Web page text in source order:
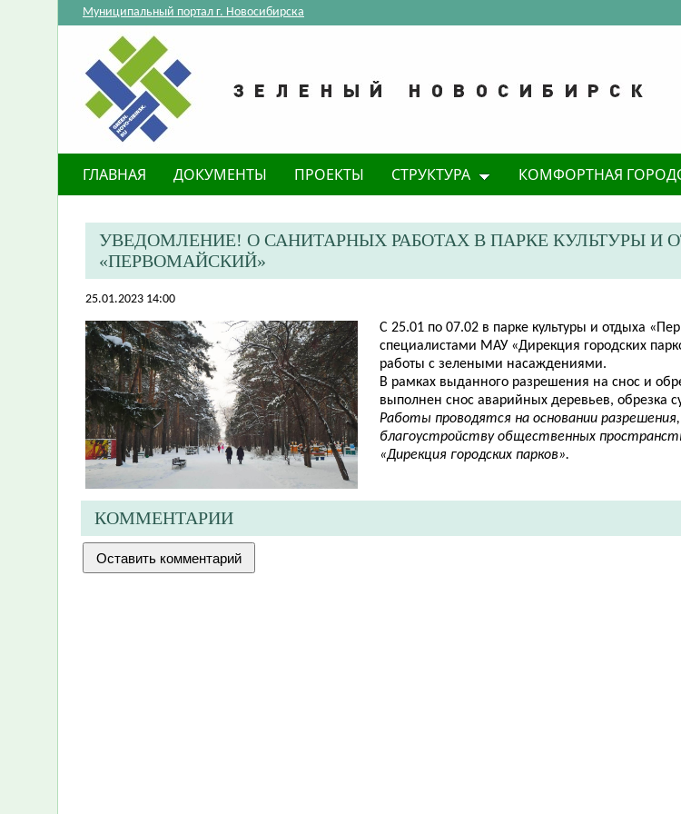
Муниципальный портал г. Новосибирска
ГЛАВНАЯ ДОКУМЕНТЫ ПРОЕКТЫ СТРУКТУРА КОМФОРТНАЯ
​УВЕДОМЛЕНИЕ! О САНИТАРНЫХ РАБОТАХ В ПАРКЕ КУЛЬТУРЫ И
«ПЕРВОМАЙСКИЙ»
25.01.2023 14:00
С 25.01 по 07.02 в парке культуры и отдыха
специалистами МАУ «Дирекция городских
работы с зелеными насаждениями.
В рамках выданного разрешения на снос и
выполнен снос аварийных деревьев, обрезка
Работы проводятся на основании
благоустройству общественных
«Дирекция городских парков».
КОММЕНТАРИИ